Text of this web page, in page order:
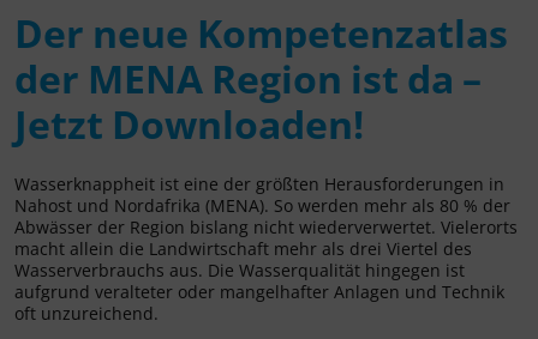
Der neue Kompetenzatlas
der MENA Region ist da –
Jetzt Downloaden!
Wasserknappheit ist eine der größten Herausforderungen in
Nahost und Nordafrika (MENA). So werden mehr als 80 % der
Abwässer der Region bislang nicht wiederverwertet. Vielerorts
macht allein die Landwirtschaft mehr als drei Viertel des
Wasserverbrauchs aus. Die Wasserqualität hingegen ist
aufgrund veralteter oder mangelhafter Anlagen und Technik
oft unzureichend.